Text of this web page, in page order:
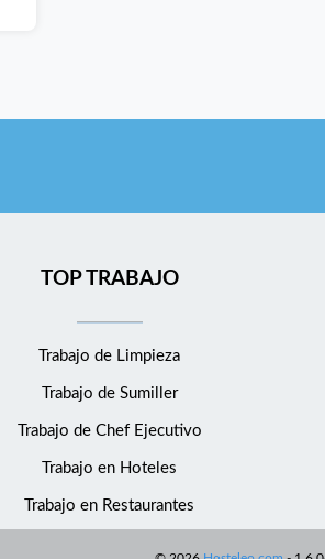
TOP TRABAJO
Trabajo de Limpieza
Trabajo de Sumiller
Trabajo de Chef Ejecutivo
Trabajo en Hoteles
Trabajo en Restaurantes